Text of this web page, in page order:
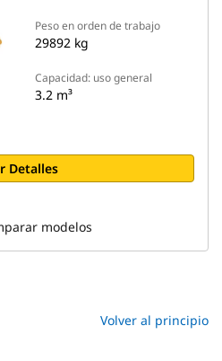
Peso en orden de trabajo
29892 kg
Capacidad: uso general
3.2 m³
Detalles
modelos
Volver al principio